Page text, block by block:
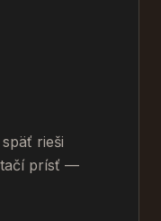
rieši
prísť —